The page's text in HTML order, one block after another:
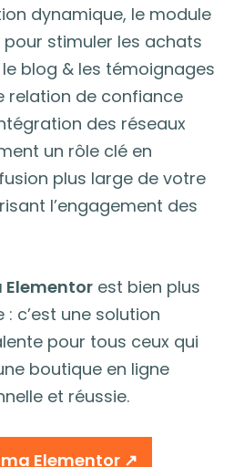
dynamique, le module
stimuler les achats
blog & les témoignages
relation de confiance
des réseaux
un rôle clé en
plus large de votre
l’engagement des
Elementor est bien plus
: c’est une solution
pour tous ceux qui
boutique en ligne
et réussie.
Elementor ↗︎